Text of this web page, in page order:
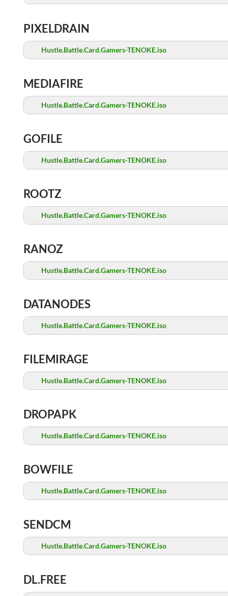
PIXELDRAIN
Hustle.Battle.Card.Gamers-TENOKE.iso
MEDIAFIRE
Hustle.Battle.Card.Gamers-TENOKE.iso
GOFILE
Hustle.Battle.Card.Gamers-TENOKE.iso
ROOTZ
Hustle.Battle.Card.Gamers-TENOKE.iso
RANOZ
Hustle.Battle.Card.Gamers-TENOKE.iso
DATANODES
Hustle.Battle.Card.Gamers-TENOKE.iso
FILEMIRAGE
Hustle.Battle.Card.Gamers-TENOKE.iso
DROPAPK
Hustle.Battle.Card.Gamers-TENOKE.iso
BOWFILE
Hustle.Battle.Card.Gamers-TENOKE.iso
SENDCM
Hustle.Battle.Card.Gamers-TENOKE.iso
DL.FREE